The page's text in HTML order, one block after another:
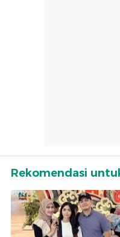
Rekomendasi